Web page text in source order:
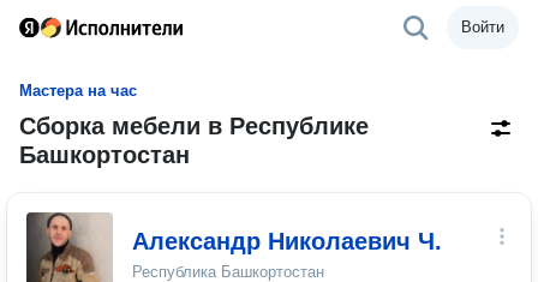
Войти
Мастера на час
Сборка мебели в Республике
Башкортостан
Александр Николаевич Ч.
Республика Башкортостан